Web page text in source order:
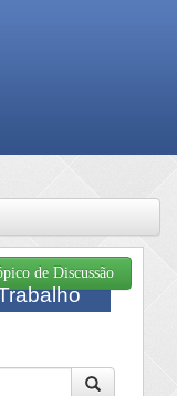
de Discussão